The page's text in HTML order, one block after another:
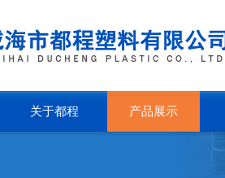
关于都程 产品展示